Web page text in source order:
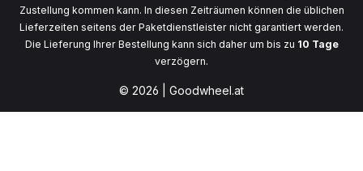
Zustellung kommen kann. In diesen Zeiträumen können die üblichen
Lieferzeiten seitens der Paketdienstleister nicht garantiert werden.
Die Lieferung Ihrer Bestellung kann sich daher um bis zu 10 Tage
verzögern.
© 2026 | Goodwheel.at